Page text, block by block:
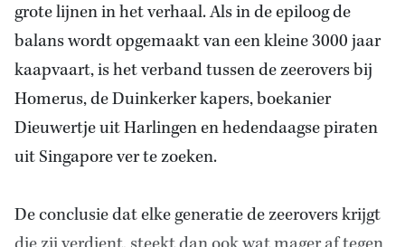
grote lijnen in het verhaal. Als in de epiloog de
balans wordt opgemaakt van een kleine 3000 jaar
kaapvaart, is het verband tussen de zeerovers bij
Homerus, de Duinkerker kapers, boekanier
Dieuwertje uit Harlingen en hedendaagse piraten
uit Singapore ver te zoeken.
De conclusie dat elke generatie de zeerovers krijgt